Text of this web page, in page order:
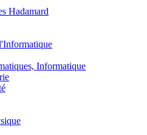
Hadamard
Informatique